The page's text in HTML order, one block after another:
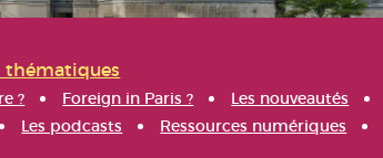
thématiques
? Foreign in Paris ? Les nouveautés
Les podcasts
Ressources numériques